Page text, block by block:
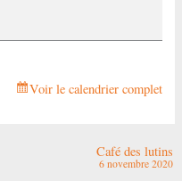
Voir le calendrier complet
Café des lutins
6 novembre 2020